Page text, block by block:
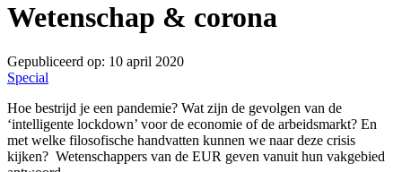
Wetenschap & corona
Gepubliceerd op: 10 april 2020
Special
Hoe bestrijd je een pandemie? Wat zijn de gevolgen van de
‘intelligente lockdown’ voor de economie of de arbeidsmarkt? En
met welke filosofische handvatten kunnen we naar deze crisis
kijken? Wetenschappers van de EUR geven vanuit hun vakgebied